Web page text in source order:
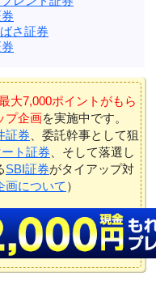
さ証券
大7,000ポイントがもら
プ企画を実施中です。
証券 、委託幹事として狙
ト証券 、そして落選し
SBI証券がタイアップ対
画について ）